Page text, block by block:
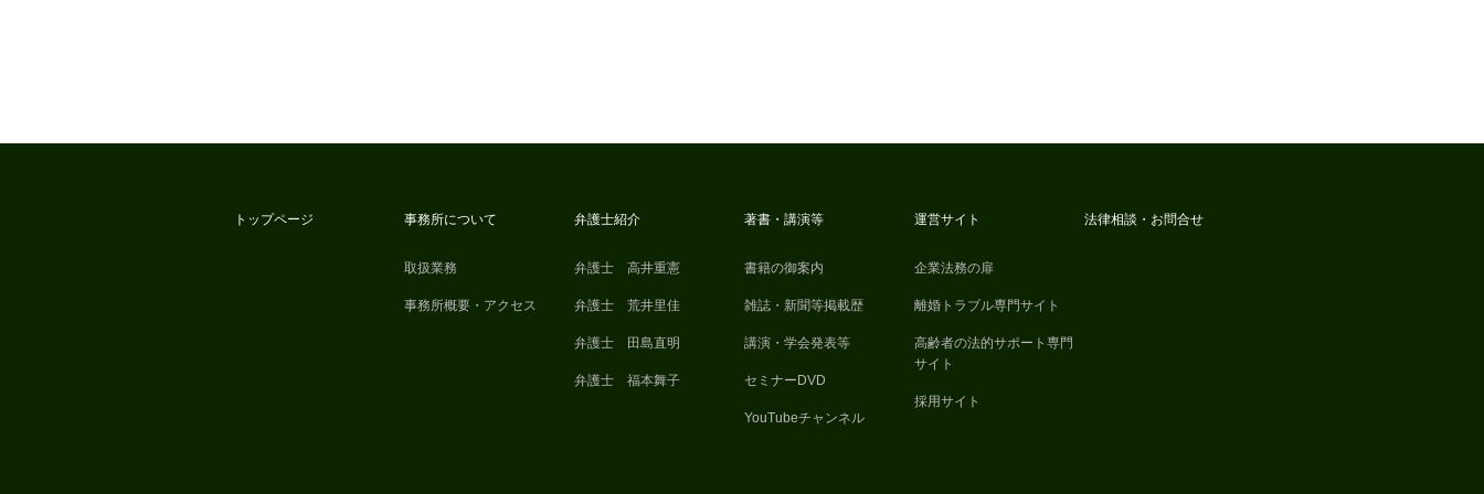
トップページ 事務所について
取扱業務
事務所概要・アクセス
弁護士紹介
弁護士 高井重憲
弁護士 荒井里佳
弁護士 田島直明
弁護士 福本舞子
著書・講演等
書籍の御案内
雑誌・新聞等掲載歴
講演・学会発表等
セミナーDVD
YouTubeチャンネル
運営サイト
企業法務の扉
離婚トラブル専門サイト
高齢者の法的サポート専門
サイト
採用サイト
法律相談・お問合せ